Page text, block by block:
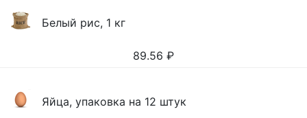
Белый рис, 1 кг
89.56 ₽
Яйца, упаковка на 12 штук